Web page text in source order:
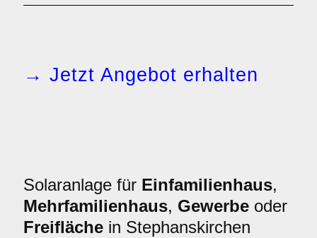
→ Jetzt Angebot erhalten
Solaranlage für Einfamilienhaus,
Mehrfamilienhaus, Gewerbe oder
Freifläche in Stephanskirchen